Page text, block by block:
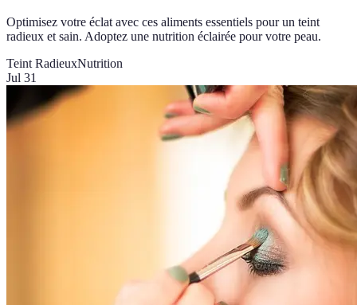
Optimisez votre éclat avec ces aliments essentiels pour un teint
radieux et sain. Adoptez une nutrition éclairée pour votre peau.
Teint RadieuxNutrition
Jul 31